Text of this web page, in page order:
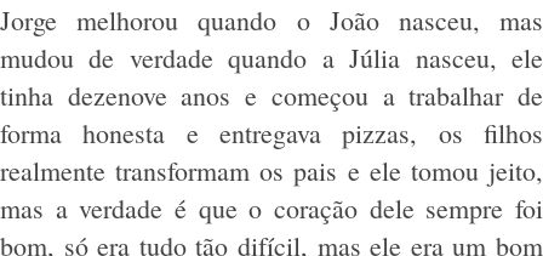
Jorge melhorou quando o João nasceu, mas
mudou de verdade quando a Júlia nasceu, ele
tinha dezenove anos e começou a trabalhar de
forma honesta e entregava pizzas, os filhos
realmente transformam os pais e ele tomou jeito,
mas a verdade é que o coração dele sempre foi
bom, só era tudo tão difícil, mas ele era um bom